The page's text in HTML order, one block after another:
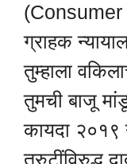
(Consumer
ग्राहक
तुम्हाला
तुमची बाजू
कायदा २०१९